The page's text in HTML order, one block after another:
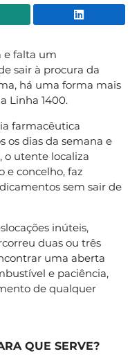
WhatsApp
e falta um
sair à procura da
há uma forma mais
Linha 1400.
farmacêutica
os dias da semana e
o utente localiza
e concelho, faz
sem sair de
inúteis,
duas ou três
uma aberta
e paciência,
de qualquer
QUE SERVE?